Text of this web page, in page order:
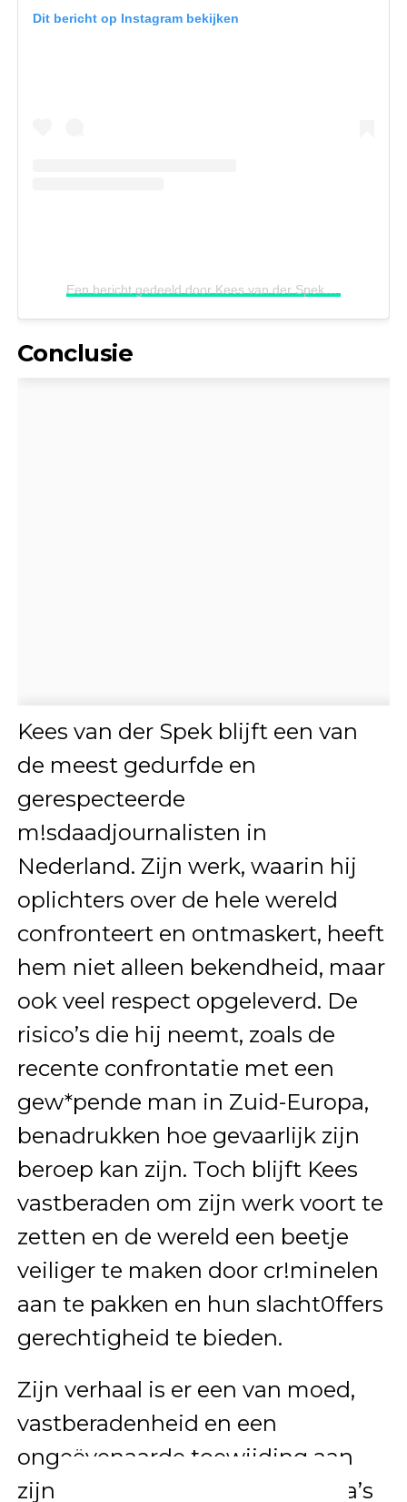
Dit bericht op Instagram bekijken
Conclusie
Kees van der Spek blijft een van
de meest gedurfde en
gerespecteerde
m!sdaadjournalisten in
Nederland. Zijn werk, waarin hij
oplichters over de hele wereld
confronteert en ontmaskert, heeft
hem niet alleen bekendheid, maar
ook veel respect opgeleverd. De
risico’s die hij neemt, zoals de
recente confrontatie met een
gew*pende man in Zuid-Europa,
benadrukken hoe gevaarlijk zijn
beroep kan zijn. Toch blijft Kees
vastberaden om zijn werk voort te
zetten en de wereld een beetje
veiliger te maken door cr!minelen
aan te pakken en hun slacht0ffers
gerechtigheid te bieden.
Zijn verhaal is er een van moed,
vastberadenheid en een
ongeëvenaarde toewijding aan
zijn vak. Terwijl zijn programma’s